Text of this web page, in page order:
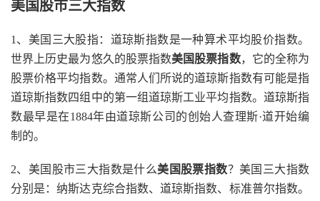
美国股市三大指数
1、美国三大股指：道琼斯指数是一种算术平均股价指数。
世界上历史最为悠久的股票指数美国股票指数，它的全称为
股票价格平均指数。通常人们所说的道琼斯指数有可能是指
道琼斯指数四组中的第一组道琼斯工业平均指数。道琼斯指
数最早是在1884年由道琼斯公司的创始人查理斯·道开始编
制的。
2、美国股市三大指数是什么美国股票指数？美国三大指数
分别是：纳斯达克综合指数、道琼斯指数、标准普尔指数。